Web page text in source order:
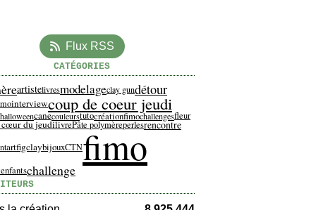
Flux RSS
CATÉGORIES
artistelivresmodelageclay gundétour
interviewcoup de coeur jeudi
halloweencanecouleurstutocréationfimochallengesfleur
cœur du jeudilivrePâte polymèreperlesrencontre
artfigclaybijouxCTNfimo
challenge